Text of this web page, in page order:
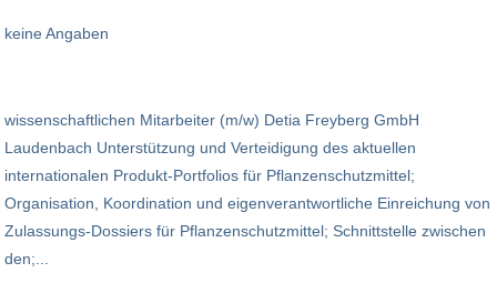
keine Angaben
wissenschaftlichen Mitarbeiter (m/w) Detia Freyberg GmbH
Laudenbach Unterstützung und Verteidigung des aktuellen
internationalen Produkt-Portfolios für Pflanzenschutzmittel;
Organisation, Koordination und eigenverantwortliche Einreichung von
Zulassungs-Dossiers für Pflanzenschutzmittel; Schnittstelle zwischen
den;...